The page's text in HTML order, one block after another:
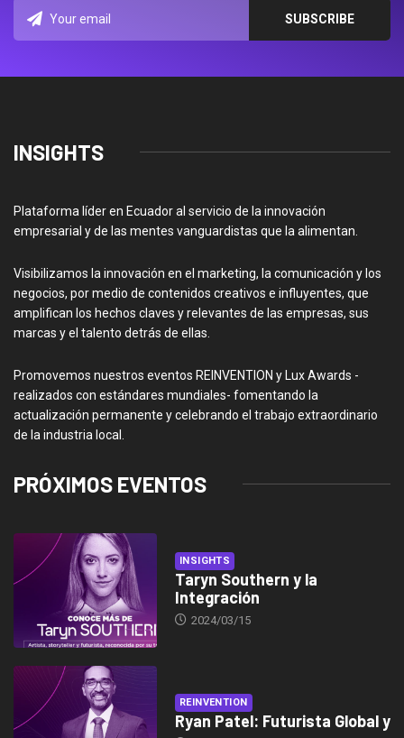
INSIGHTS
Plataforma líder en Ecuador al servicio de la innovación
empresarial y de las mentes vanguardistas que la alimentan.
Visibilizamos la innovación en el marketing, la comunicación y los
negocios, por medio de contenidos creativos e influyentes, que
amplifican los hechos claves y relevantes de las empresas, sus
marcas y el talento detrás de ellas.
Promovemos nuestros eventos REINVENTION y Lux Awards -
realizados con estándares mundiales- fomentando la
actualización permanente y celebrando el trabajo extraordinario
de la industria local.
PRÓXIMOS EVENTOS
INSIGHTS
Taryn Southern y la
Integración
2024/03/15
REINVENTION
Ryan Patel: Futurista Global y